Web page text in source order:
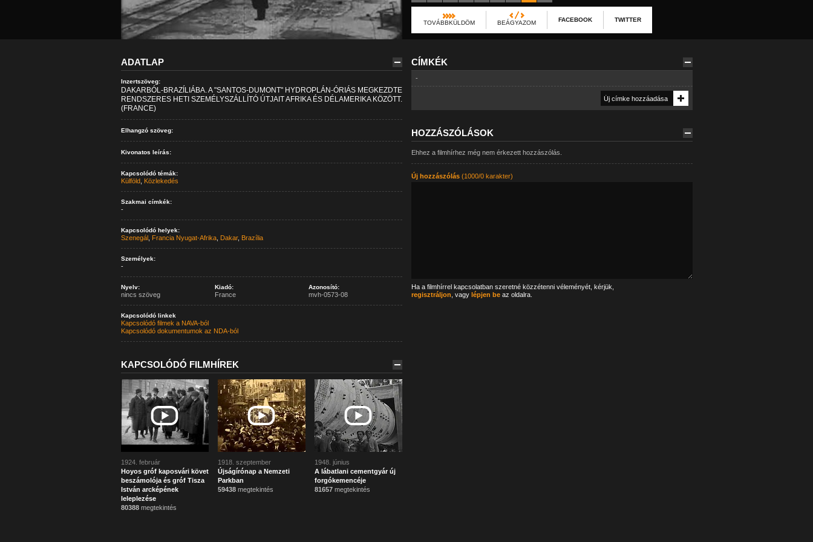
TOVÁBBKÜLDÖM BEÁGYAZOM FACEBOOK TWITTER
ADATLAP
Inzertszöveg:
DAKARBÓL-BRAZÍLIÁBA. A "SANTOS-DUMONT" HYDROPLÁN-ÓRIÁS MEGKEZDTE
RENDSZERES HETI SZEMÉLYSZÁLLÍTÓ ÚTJAIT AFRIKA ÉS DÉLAMERIKA KÖZÖTT.
(FRANCE)
Elhangzó szöveg:
Kivonatos leírás:
Kapcsolódó témák:
Külföld, Közlekedés
Szakmai címkék:
-
Kapcsolódó helyek:
Szenegál, Francia Nyugat-Afrika, Dakar, Brazília
Személyek:
-
Nyelv:
nincs szöveg
Kiadó:
France
Azonosító:
mvh-0573-08
Kapcsolódó linkek
Kapcsolódó filmek a NAVA-ból
Kapcsolódó dokumentumok az NDA-ból
KAPCSOLÓDÓ FILMHÍREK
1924. február
Hoyos gróf kaposvári követ
beszámolója és gróf Tisza
István arcképének
leleplezése
80388megtekintés
1918. szeptember
Újságírónap a Nemzeti
Parkban
59438megtekintés
1948. június
A lábatlani cementgyár új
forgókemencéje
81657megtekintés
CÍMKÉK
-
HOZZÁSZÓLÁSOK
Ehhez a filmhírhez még nem érkezett hozzászólás.
Új hozzászólás(1000/0 karakter)
Ha a filmhírrel kapcsolatban szeretné közzétenni véleményét, kérjük,
regisztráljon , vagy lépjen beaz oldalra.